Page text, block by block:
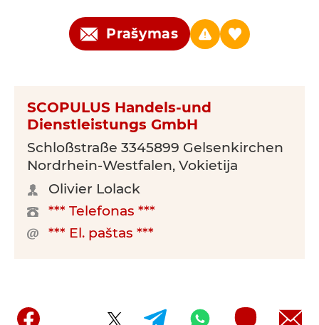
Prašymas
SCOPULUS Handels-und
Dienstleistungs GmbH
Schloßstraße 3345899 Gelsenkirchen
Nordrhein-Westfalen, Vokietija
Olivier Lolack
*** Telefonas ***
*** El. paštas ***